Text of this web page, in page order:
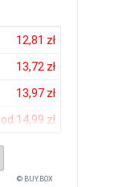
12,81 zł
13,72 zł
13,97 zł
od 14,99 zł
© BUY.BOX